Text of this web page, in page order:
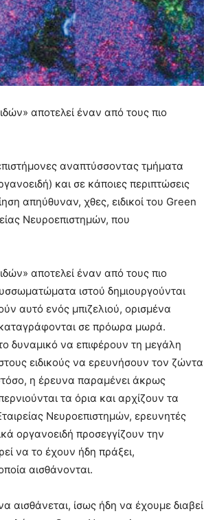
αποτελεί έναν από τους πιο
αναπτύσσοντας τμήματα
και σε κάποιες περιπτώσεις
απηύθυναν, χθες, ειδικοί του Green
Νευροεπιστημών, που
αποτελεί έναν από τους πιο
ιστού δημιουργούνται
αυτό ενός μπιζελιού, ορισμένα
σε πρόωρα μωρά.
δυναμικό να επιφέρουν τη μεγάλη
ειδικούς να ερευνήσουν τον ζώντα
η έρευνα παραμένει άκρως
τα όρια και αρχίζουν τα
Νευροεπιστημών, ερευνητές
οργανοειδή προσεγγίζουν την
να το έχουν ήδη πράξει,
αισθάνονται.
αισθάνεται, ίσως ήδη να έχουμε διαβεί